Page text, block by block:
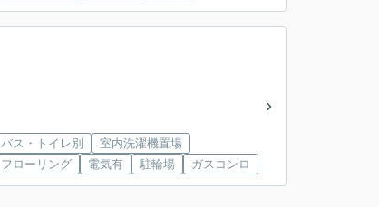
バス・トイレ別
室内洗濯機置場
フローリング
電気有 駐輪場 ガスコンロ